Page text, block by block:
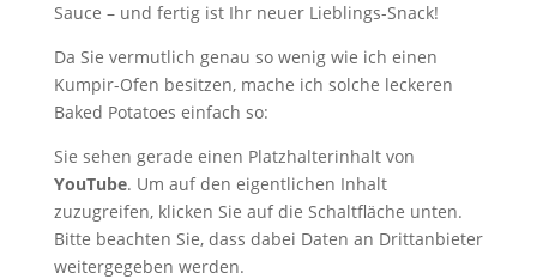
Sauce – und fertig ist Ihr neuer Lieblings-Snack!
Da Sie vermutlich genau so wenig wie ich einen
Kumpir-Ofen besitzen, mache ich solche leckeren
Baked Potatoes einfach so:
Sie sehen gerade einen Platzhalterinhalt von
YouTube. Um auf den eigentlichen Inhalt
zuzugreifen, klicken Sie auf die Schaltfläche unten.
Bitte beachten Sie, dass dabei Daten an Drittanbieter
weitergegeben werden.